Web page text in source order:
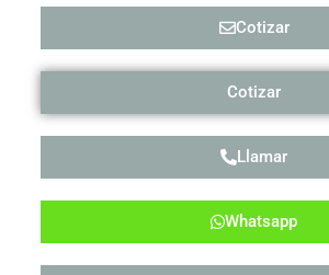
Cotizar
Cotizar
Llamar
Whatsapp